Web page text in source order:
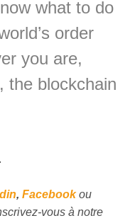
what to do
order
you are,
the blockchain
, Facebookou
vous à notre